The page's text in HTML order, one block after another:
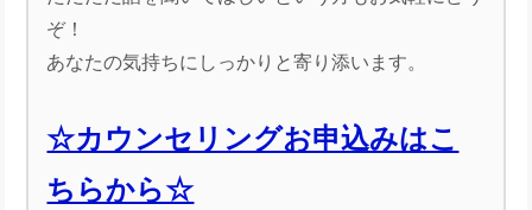
ぞ！
あなたの気持ちにしっかりと寄り添います。
☆カウンセリングお申込みはこ
ちらから☆